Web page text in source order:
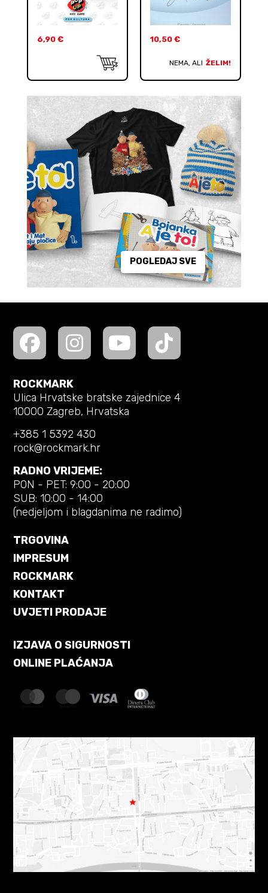
6,90 € 10,50 €
NEMA, ALI ŽELIM!
POGLEDAJ SVE
ROCKMARK
Ulica Hrvatske bratske zajednice 4
10000 Zagreb, Hrvatska
+385 1 5392 430
rock@rockmark.hr
RADNO VRIJEME:
PON - PET: 9:00 - 20:00
SUB: 10:00 - 14:00
(nedjeljom i blagdanima ne radimo)
TRGOVINA
IMPRESUM
ROCKMARK
KONTAKT
UVJETI PRODAJE
IZJAVA O SIGURNOSTI
ONLINE PLAĆANJA